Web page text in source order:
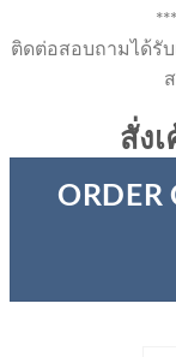
ติดต่อสอบถามได้รับ
สั่ง
ORDER